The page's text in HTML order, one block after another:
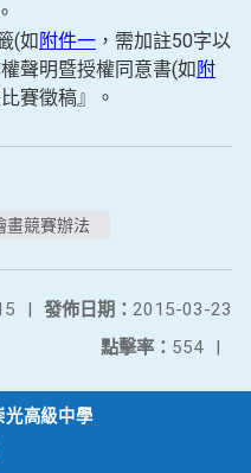
(如附件一 ，需加註50字以
聲明暨授權同意書(如附
賽徵稿』。
畫競賽辦法
發佈日期： 2015-03-23
|
點擊率： 554 |
光高級中學